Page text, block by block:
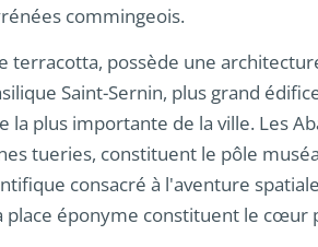
commingeois.
terracotta, possède une
Saint-Sernin, plus grand
la plus importante de la ville. Les
tueries, constituent le pôle
consacré à l'aventure
place éponyme constituent le cœur